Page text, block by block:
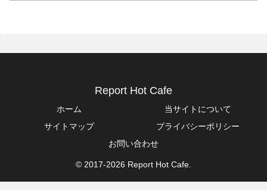
Report Hot Cafe
ホーム
当サイトについて
サイトマップ
プライバシーポリシー
お問い合わせ
© 2017-2026 Report Hot Cafe.